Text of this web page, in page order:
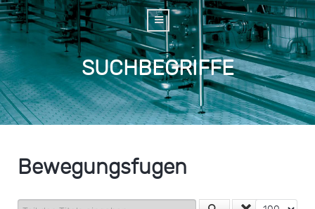
SUCHBEGRIFFE
Bewegungsfugen